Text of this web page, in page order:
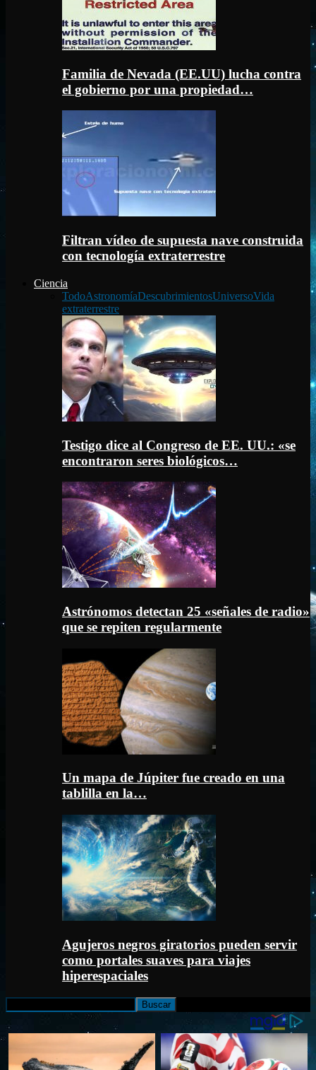
Familia de Nevada (EE.UU) lucha contra
el gobierno por una propiedad…
Filtran vídeo de supuesta nave construida
con tecnología extraterrestre
Ciencia
TodoAstronomíaDescubrimientosUniversoVida
extraterrestre
Testigo dice al Congreso de EE. UU.: «se
encontraron seres biológicos…
Astrónomos detectan 25 «señales de radio»
que se repiten regularmente
Un mapa de Júpiter fue creado en una
tablilla en la…
Agujeros negros giratorios pueden servir
como portales suaves para viajes
hiperespaciales